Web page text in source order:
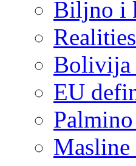
Biljno i
Bolivija
EU
Masline